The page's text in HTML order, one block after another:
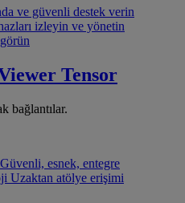
ve güvenli destek verin
izleyin ve yönetin
Tensor
bağlantılar.
Güvenli, esnek, entegre
Uzaktan atölye erişimi